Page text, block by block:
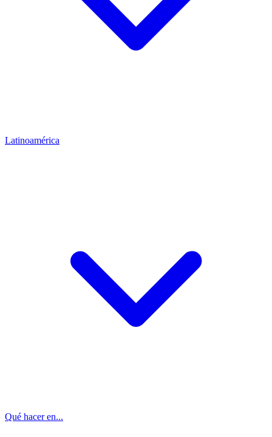
Latinoamérica
Qué hacer en...